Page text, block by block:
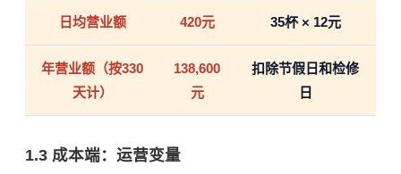
日均营业额 420元 35杯 × 12元
年营业额（按330
天计）
138,600
元
扣除节假日和检修
日
1.3 成本端：运营变量